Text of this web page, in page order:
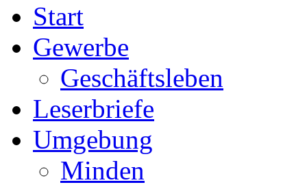
Start
Gewerbe
Geschäftsleben
Leserbriefe
Umgebung
Minden